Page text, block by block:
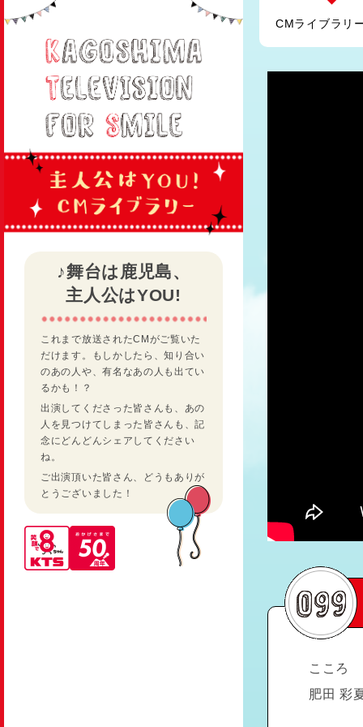
♪舞台は鹿児島、
主人公はYOU!
これまで放送されたCMがご覧いた
だけます。もしかしたら、知り合い
のあの人や、有名なあの人も出てい
るかも！？
出演してくださった皆さんも、あの
人を見つけてしまった皆さんも、記
念にどんどんシェアしてください
ね。
ご出演頂いた皆さん、どうもありが
とうございました！
CMライブラリ
こころ
肥田 彩